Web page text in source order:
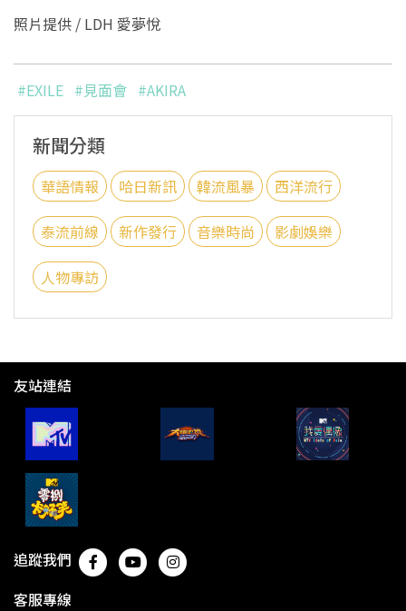
照片提供 / LDH 愛夢悅
#EXILE #見面會 #AKIRA
新聞分類
華語情報 哈日新訊 韓流風暴 西洋流行
泰流前線 新作發行 音樂時尚 影劇娛樂
人物專訪
友站連結
追蹤我們
客服專線